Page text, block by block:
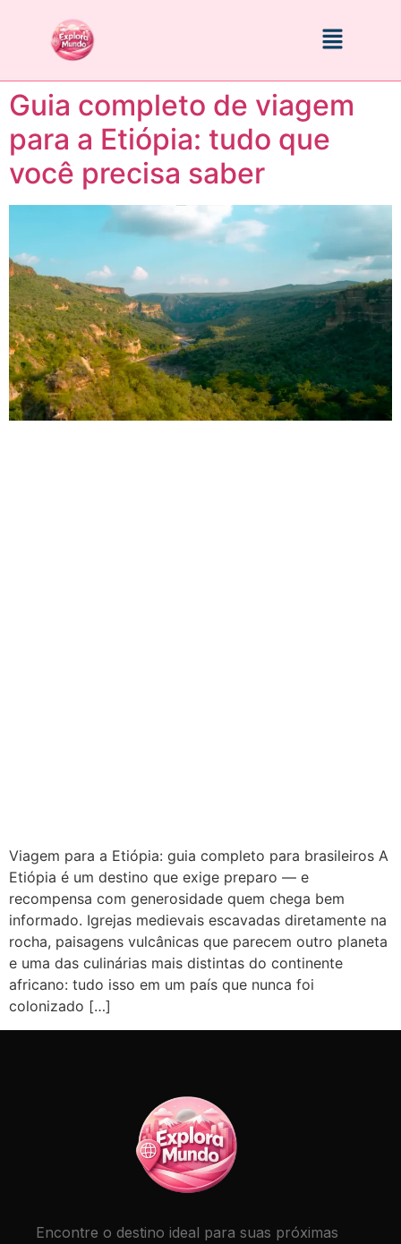
Guia completo de viagem
para a Etiópia: tudo que
você precisa saber
Viagem para a Etiópia: guia completo para brasileiros A
Etiópia é um destino que exige preparo — e
recompensa com generosidade quem chega bem
informado. Igrejas medievais escavadas diretamente na
rocha, paisagens vulcânicas que parecem outro planeta
e uma das culinárias mais distintas do continente
africano: tudo isso em um país que nunca foi
colonizado […]
Encontre o destino ideal para suas próximas